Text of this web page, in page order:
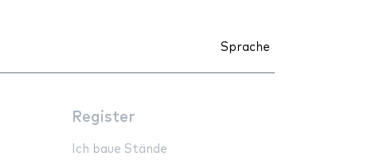
Sprache
Register
Ich baue Stände